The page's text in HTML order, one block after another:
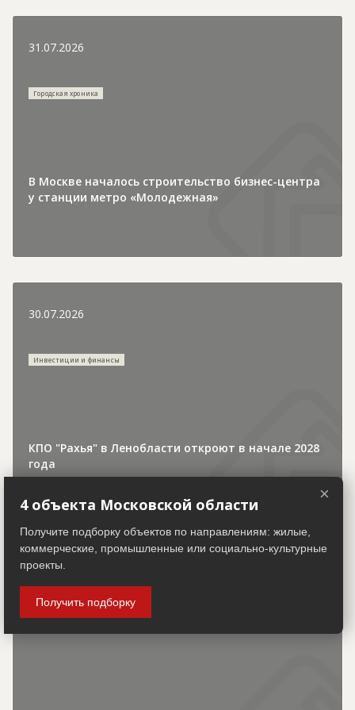
31.07.2026
Городская хроника
В Москве началось строительство бизнес-центра
у станции метро «Молодежная»
30.07.2026
Инвестиции и финансы
КПО "Рахья" в Ленобласти откроют в начале 2028
года
×
4 объекта Московской области
Получите подборку объектов по направлениям: жилые,
коммерческие, промышленные или социально-культурные
проекты.
Получить подборку